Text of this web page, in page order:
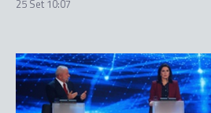
25 Set 10:07